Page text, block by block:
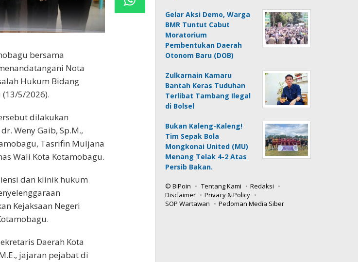
bersama
Nota
Hukum Bidang
(13/5/2026).
dilakukan
Weny Gaib, Sp.M.,
Tasrifin Muljana
Wali Kota Kotamobagu.
dan klinik hukum
Kejaksaan Negeri
Daerah Kota
jajaran pejabat di
Gelar Aksi Demo, Warga
BMR Tuntut Cabut
Moratorium
Pembentukan Daerah
Otonom Baru (DOB)
Zulkarnain Kamaru
Bantah Keras Tuduhan
Terlibat Tambang Ilegal
di Bolsel
Bukan Kaleng-Kaleng!
Tim Sepak Bola
Mongkonai United (MU)
Menang Telak 4-2 Atas
Persib Bakan.
© BiPoin Tentang Kami
Redaksi
Disclaimer
Privacy & Policy
SOP Wartawan
Pedoman Media Siber